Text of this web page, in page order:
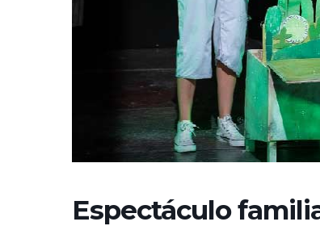
Espectáculo